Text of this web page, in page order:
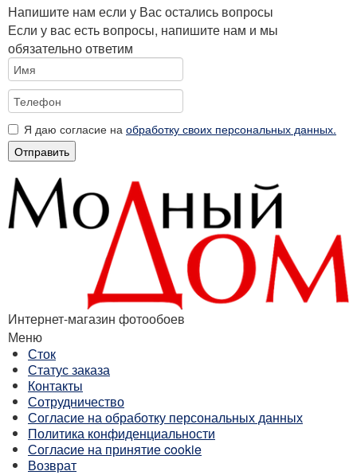
Напишите нам если у Вас остались вопросы
Если у вас есть вопросы, напишите нам и мы
обязательно ответим
Я даю согласие на обработку своих персональных данных.
Отправить
Интернет-магазин фотообоев
Меню
Сток
Статус заказа
Контакты
Сотрудничество
Согласие на обработку персональных данных
Политика конфиденциальности
Соглаcие на принятие cookie
Возврат